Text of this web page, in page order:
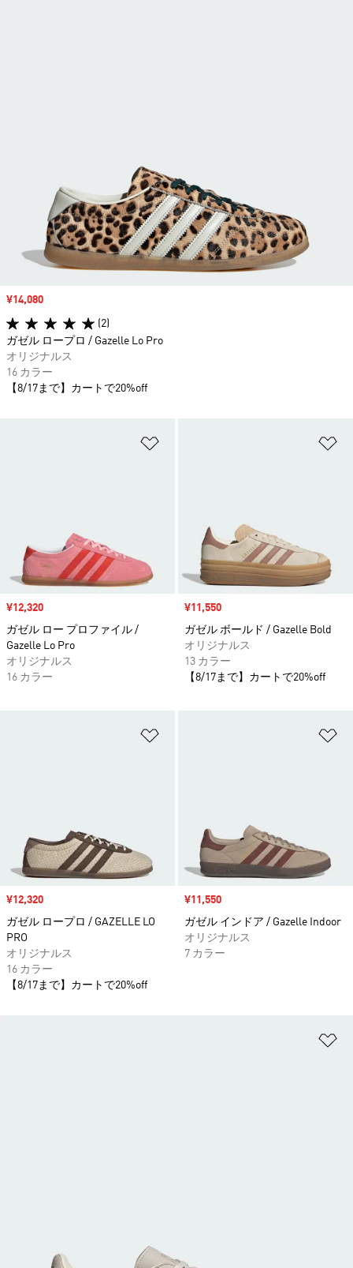
セール価格
¥12,320
ガゼル ロー プロファイル /
Gazelle Lo Pro
オリジナルス
16 カラー
セール価格
¥11,550
ガゼル ボールド / Gazelle Bold
オリジナルス
13 カラー
【8/17まで】カートで20%off
セール価格
¥12,320
ガゼル ロープロ / GAZELLE LO
PRO
オリジナルス
16 カラー
【8/17まで】カートで20%off
セール価格
¥11,550
ガゼル インドア / Gazelle Indoor
オリジナルス
7 カラー
セール価格
¥14,080
(2)
ガゼル ロープロ / Gazelle Lo Pro
オリジナルス
16 カラー
【8/17まで】カートで20%off